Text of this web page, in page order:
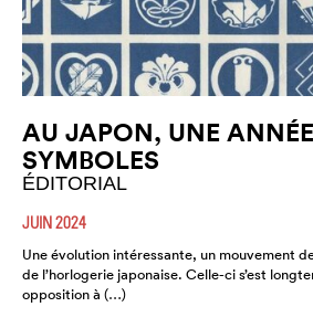
AU JAPON, UNE
SYMBOLES
ÉDITORIAL
JUIN 2024
Une évolution intéressante, un mouvement
de l’horlogerie japonaise. Celle-ci s’est
opposition à (…)